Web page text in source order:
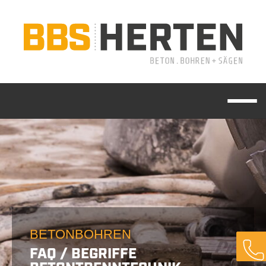
BETONBOHREN
FAQ / BEGRIFFE